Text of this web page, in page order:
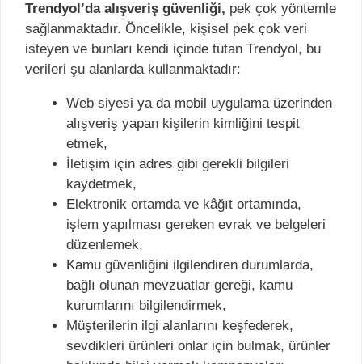
Trendyol’da alışveriş güvenliği, pek çok yöntemle
sağlanmaktadır. Öncelikle, kişisel pek çok veri
isteyen ve bunları kendi içinde tutan Trendyol, bu
verileri şu alanlarda kullanmaktadır:
Web siyesi ya da mobil uygulama üzerinden
alışveriş yapan kişilerin kimliğini tespit
etmek,
İletişim için adres gibi gerekli bilgileri
kaydetmek,
Elektronik ortamda ve kâğıt ortamında,
işlem yapılması gereken evrak ve belgeleri
düzenlemek,
Kamu güvenliğini ilgilendiren durumlarda,
bağlı olunan mevzuatlar gereği, kamu
kurumlarını bilgilendirmek,
Müşterilerin ilgi alanlarını keşfederek,
sevdikleri ürünleri onlar için bulmak, ürünler